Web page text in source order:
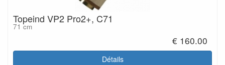
Topeind VP2 Pro2+, C71
71 cm
€ 160.00
Détails